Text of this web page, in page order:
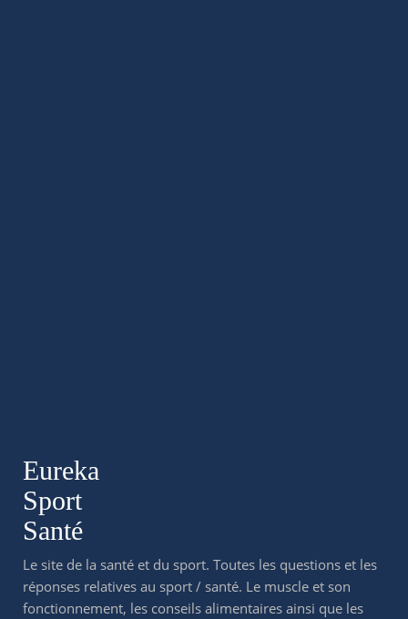
Eureka
Sport
Santé
Le site de la santé et du sport. Toutes les questions et les
réponses relatives au sport / santé. Le muscle et son
fonctionnement, les conseils alimentaires ainsi que les